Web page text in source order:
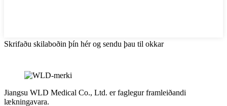
Skrifaðu skilaboðin þín hér og sendu þau til okkar
Jiangsu WLD Medical Co., Ltd. er faglegur framleiðandi
lækningavara.